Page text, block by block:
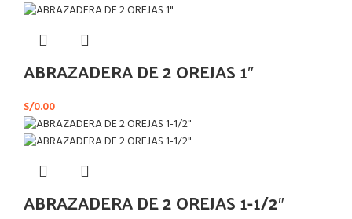
ABRAZADERA DE 2 OREJAS 1″
S/0.00
ABRAZADERA DE 2 OREJAS 1-1/2″